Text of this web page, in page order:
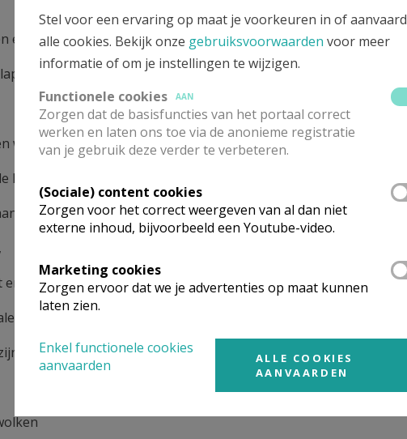
en weer opgestaan,
woord van de Heer:
Heer,
de bazuin van God,
verrijzen;
Stel voor een ervaring op maat je voorkeuren in of aanvaard
alle cookies. Bekijk onze gebruiksvoorwaarden voor meer
informatie of om je instellingen te wijzigen.
Functionele cookies
AAN
Zorgen dat de basisfuncties van het portaal correct
werken en laten ons toe via de anonieme registratie
van je gebruik deze verder te verbeteren.
(Sociale) content cookies
Zorgen voor het correct weergeven van al dan niet
externe inhoud, bijvoorbeeld een Youtube-video.
Marketing cookies
Zorgen ervoor dat we je advertenties op maat kunnen
laten zien.
Enkel functionele cookies
aanvaarden
ALLE COOKIES
AANVAARDEN